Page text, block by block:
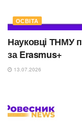
ОСВІТА
Науковці ТНМУ
за Erasmus+
13.07.2026